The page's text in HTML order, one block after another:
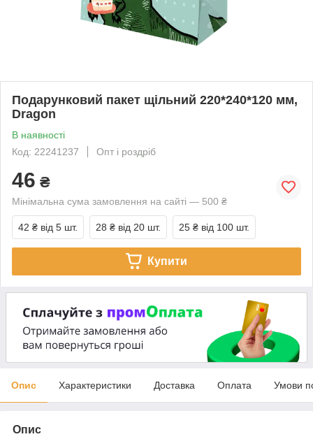
Подарунковий пакет щільний 220*240*120 мм,
Dragon
В наявності
Код: 22241237
Опт і роздріб
46 ₴
Мінімальна сума замовлення на сайті — 500 ₴
42 ₴ від 5 шт. 28 ₴ від 20 шт. 25 ₴ від 100 шт.
Купити
Опис Характеристики Доставка Оплата Умови
Опис